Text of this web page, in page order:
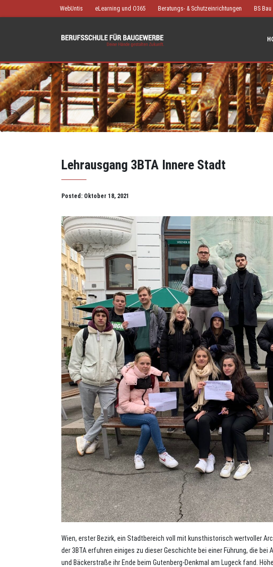
WebUntis eLearning und O365 Beratungs- & Schutzeinrichtungen BS
Lehrausgang 3BTA Innere Stadt
Posted: Oktober 18, 2021
Wien, erster Bezirk, ein Stadtbereich voll mit kunsthistorisch wertvoller
der 3BTA erfuhren einiges zu dieser Geschichte bei einer Führung, die
und Bäckerstraße ihr Ende beim Gutenberg-Denkmal am Lugeck fand.